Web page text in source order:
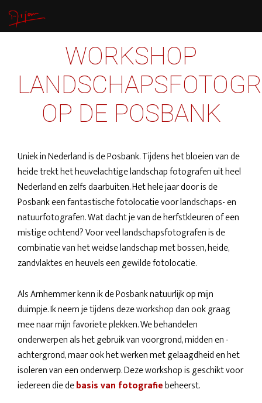
WORKSHOP
OP DE POSBANK
Uniek in Nederland is de Posbank. Tijdens het bloeien van de
heide trekt het heuvelachtige landschap fotografen uit heel
Nederland en zelfs daarbuiten. Het hele jaar door is de
Posbank een fantastische fotolocatie voor landschaps- en
natuurfotografen. Wat dacht je van de herfstkleuren of een
mistige ochtend? Voor veel landschapsfotografen is de
combinatie van het weidse landschap met bossen, heide,
zandvlaktes en heuvels een gewilde fotolocatie.
Als Arnhemmer kenn ik de Posbank natuurlijk op mijn
duimpje. Ik neem je tijdens deze workshop dan ook graag
mee naar mijn favoriete plekken. We behandelen
onderwerpen als het gebruik van voorgrond, midden en -
achtergrond, maar ook het werken met gelaagdheid en het
isoleren van een onderwerp. Deze workshop is geschikt voor
iedereen die debasis van fotografiebeheerst.